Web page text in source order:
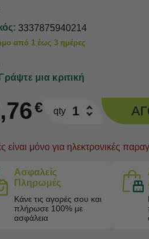
3337875940214
από 1 έως 3 ημέρες
Γράψτε μια κριτική
€ qty
είναι μόνο για ηλεκτρονικές
Ασφαλείς
Πληρωμές
Κάνε τις αγορές σου και
πλήρωσε 100% με
ασφάλεια